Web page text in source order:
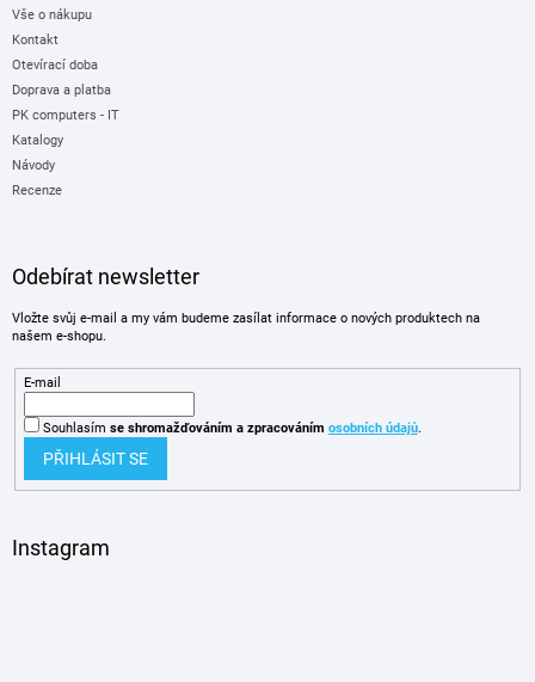
Vše o nákupu
Kontakt
Otevírací doba
Doprava a platba
PK computers - IT
Katalogy
Návody
Recenze
Odebírat newsletter
Vložte svůj e-mail a my vám budeme zasílat informace o nových produktech na
našem e-shopu.
E-mail
Souhlasím se shromažďováním a zpracováním osobních údajů.
PŘIHLÁSIT SE
Instagram